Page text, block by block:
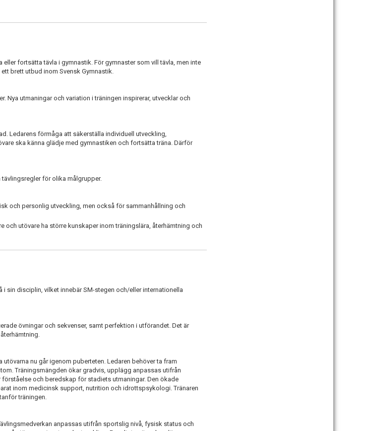
fortsätta tävla i gymnastik. För gymnaster som vill tävla, men inte
brett utbud inom Svensk Gymnastik.
Nya utmaningar och variation i träningen inspirerar, utvecklar och
Ledarens förmåga att säkerställa individuell utveckling,
ska känna glädje med gymnastiken och fortsätta träna. Därför
för olika målgrupper.
och personlig utveckling, men också för sammanhållning och
och utövare ha större kunskaper inom träningslära, återhämtning och
sin disciplin, vilket innebär SM-stegen och/eller internationella
övningar och sekvenser, samt perfektion i utförandet. Det är
nu går igenom puberteten. Ledaren behöver ta fram
Träningsmängden ökar gradvis, upplägg anpassas utifrån
och beredskap för stadiets utmaningar. Den ökade
inom medicinsk support, nutrition och idrottspsykologi. Tränaren
träningen.
anpassas utifrån sportslig nivå, fysisk status och